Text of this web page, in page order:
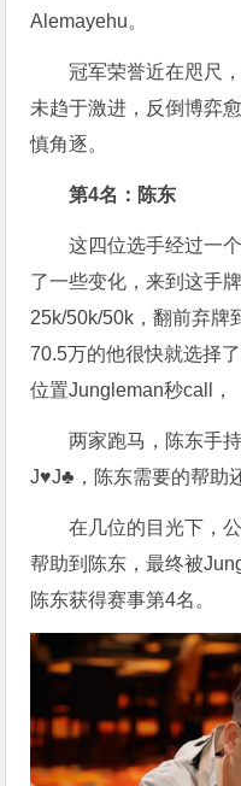
Alemayehu。
冠军荣誉近在咫尺
未趋于激进，反倒博弈
慎角逐。
第4名：陈东
这四位选手经过一
了一些变化，来到这手
25k/50k/50k，翻前弃牌
70.5万的他很快就选择
位置Jungleman秒call，
两家跑马，陈东手
J♥️J♣️，陈东需要的帮助
在几位的目光下，
帮助到陈东，最终被
陈东获得赛事第4名。